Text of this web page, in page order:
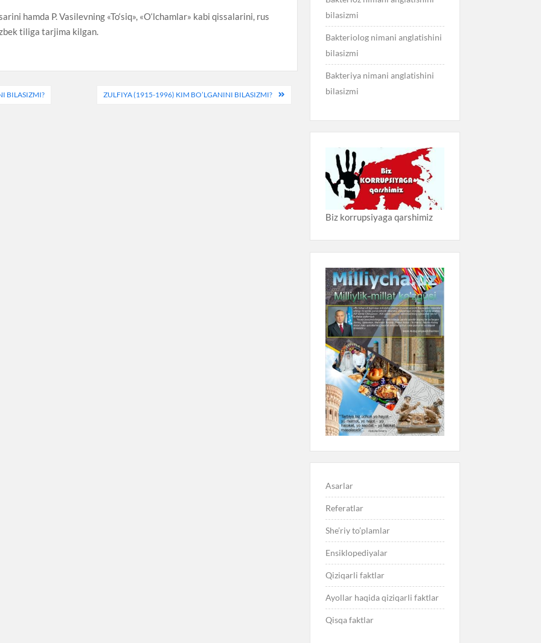
hamda P. Vasilevning «To‘siq», «O‘lchamlar» kabi qissalarini, rus
tiliga tarjima kilgan.
BILASIZMI? ZULFIYA (1915-1996) KIM BO’LGANINI BILASIZMI?
bilasizmi
Bakteriolog nimani anglatishini
bilasizmi
Bakteriya nimani anglatishini
bilasizmi
Biz korrupsiyaga qarshimiz
Asarlar
Referatlar
She’riy to’plamlar
Ensiklopediyalar
Qiziqarli faktlar
Ayollar haqida qiziqarli faktlar
Qisqa faktlar